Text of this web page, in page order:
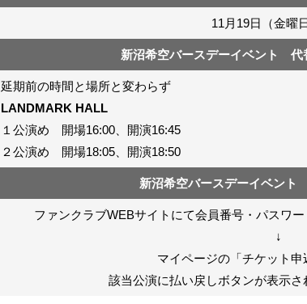
11月19日（金曜日
新沼希空バースデーイベント
延期前の時間と場所と変わらず
LANDMARK HALL
１公演め 開場16:00、開演16:45
２公演め 開場18:05、開演18:50
新沼希空バースデーイベント
ファンクラブWEBサイトにて会員番号・パスワ
↓
マイページの「チケット申
該当公演に払い戻しボタンが表示さ